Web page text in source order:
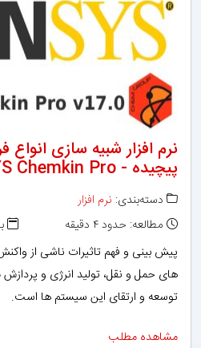
نرم افزار شبیه سازی انواع
پیچیده - ANSYS Chemkin Pro
دسته‌بندی: نرم افزار
مطالعه: حدود ۴ دقیقه
پیش بینی و فهم تاثیرات ناشی از
های حمل و نقل، تولید انرژی و
توسعه و ارتقای این سیستم ها است.
مشاهده مطلب